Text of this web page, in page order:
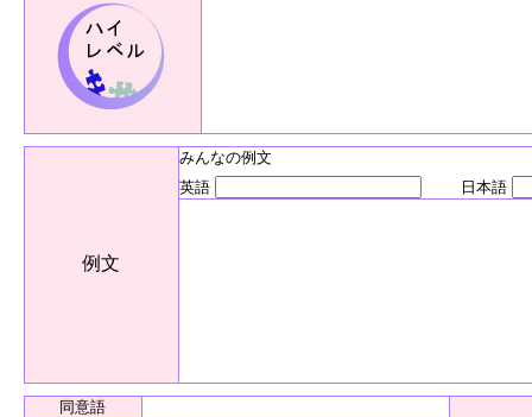
例文
みんなの例文
英語
日本語
同意語